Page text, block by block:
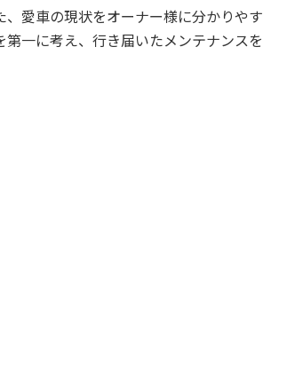
愛車の現状をオーナー様に分かりやす
一に考え、行き届いたメンテナンスを